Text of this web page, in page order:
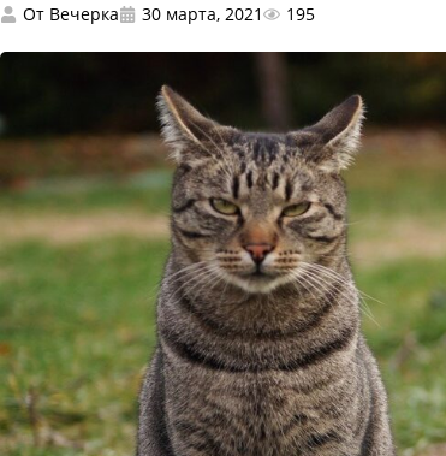
От Вечерка 30 марта, 2021 195